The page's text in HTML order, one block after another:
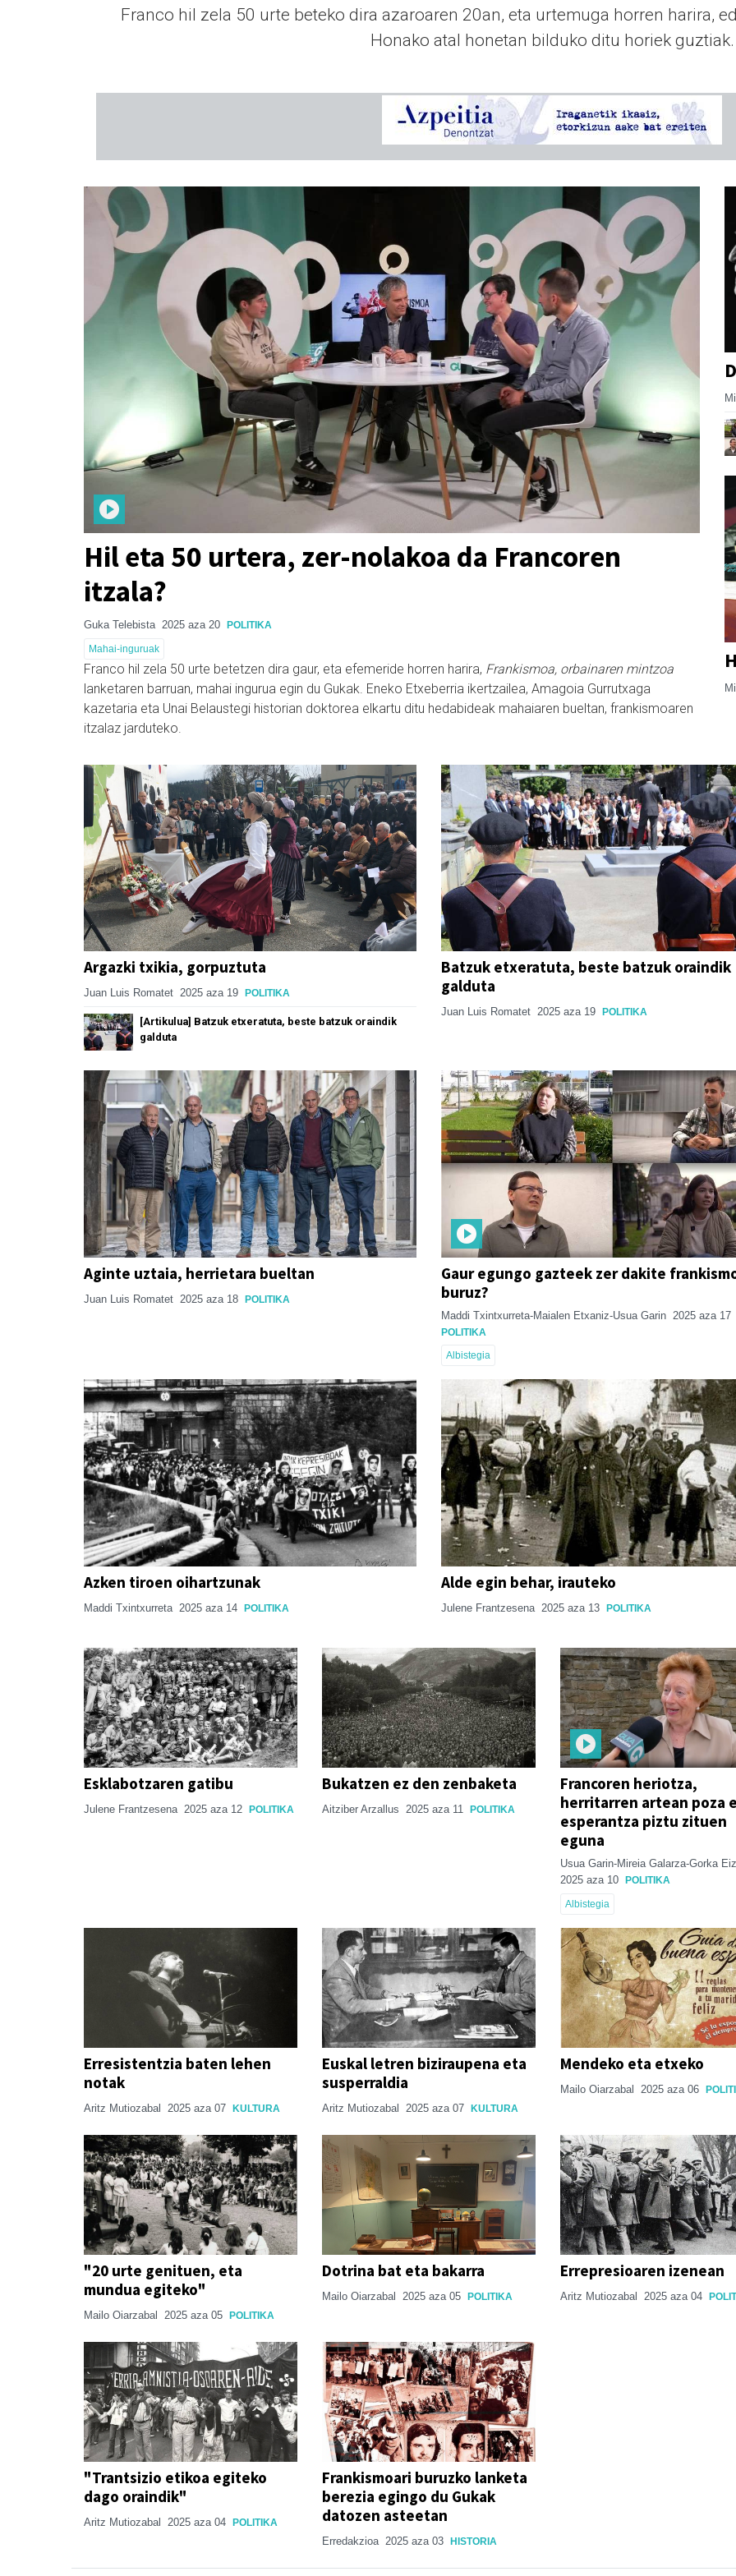
Franco hil zela 50 urte beteko dira azaroaren 20an, eta urtemuga horren harira,
Honako atal honetan bilduko ditu horiek guztiak.
Hil eta 50 urtera, zer-nolakoa da Francoren
itzala?
Guka Telebista 2025 aza 20 POLITIKA
Mahai-inguruak
Franco hil zela 50 urte betetzen dira gaur, eta efemeride horren harira, Frankismoa, orbainaren mintzoa
lanketaren barruan, mahai ingurua egin du Gukak. Eneko Etxeberria ikertzailea, Amagoia Gurrutxaga
kazetaria eta Unai Belaustegi historian doktorea elkartu ditu hedabideak mahaiaren bueltan, frankismoaren
itzalaz jarduteko.
Argazki txikia, gorpuztuta
Juan Luis Romatet 2025 aza 19 POLITIKA
[Artikulua] Batzuk etxeratuta, beste batzuk oraindik
galduta
Batzuk etxeratuta, beste batzuk oraindik
galduta
Juan Luis Romatet 2025 aza 19 POLITIKA
Aginte uztaia, herrietara bueltan
Juan Luis Romatet 2025 aza 18 POLITIKA
Gaur egungo gazteek zer dakite
buruz?
Maddi Txintxurreta-Maialen Etxaniz-Usua Garin 2025 aza 17
POLITIKA
Albistegia
Azken tiroen oihartzunak
Maddi Txintxurreta 2025 aza 14 POLITIKA
Alde egin behar, irauteko
Julene Frantzesena 2025 aza 13 POLITIKA
Esklabotzaren gatibu
Julene Frantzesena 2025 aza 12 POLITIKA
Bukatzen ez den zenbaketa
Aitziber Arzallus 2025 aza 11 POLITIKA
Francoren heriotza,
herritarren artean poza
esperantza piztu zituen
eguna
Usua Garin-Mireia Galarza-Gorka
2025 aza 10 POLITIKA
Albistegia
Erresistentzia baten lehen
notak
Aritz Mutiozabal 2025 aza 07 KULTURA
Euskal letren biziraupena eta
susperraldia
Aritz Mutiozabal 2025 aza 07 KULTURA
Mendeko eta etxeko
Mailo Oiarzabal 2025 aza 06
"20 urte genituen, eta
mundua egiteko"
Mailo Oiarzabal 2025 aza 05 POLITIKA
Dotrina bat eta bakarra
Mailo Oiarzabal 2025 aza 05 POLITIKA
Errepresioaren izenean
Aritz Mutiozabal 2025 aza 04
"Trantsizio etikoa egiteko
dago oraindik"
Aritz Mutiozabal 2025 aza 04 POLITIKA
Frankismoari buruzko lanketa
berezia egingo du Gukak
datozen asteetan
Erredakzioa 2025 aza 03 HISTORIA